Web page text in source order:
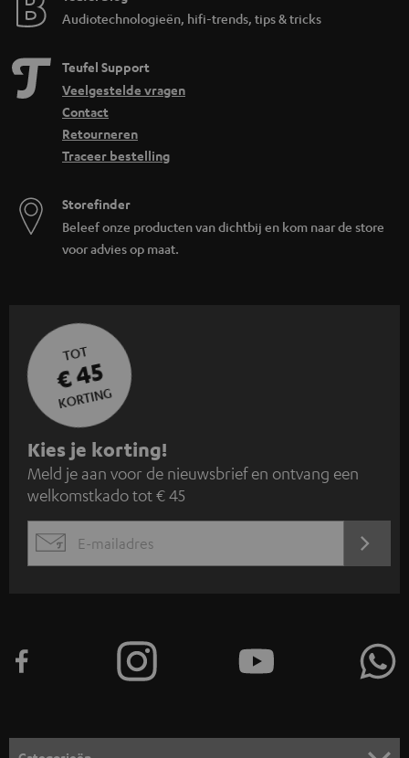
Audiotechnologieën, hifi-trends, tips & tricks
Teufel Support
Veelgestelde vragen
Contact
Retourneren
Traceer bestelling
Storefinder
Beleef onze producten van dichtbij en kom naar de store
voor advies op maat.
TOT
€ 45
KORTING
A
a
n
m
e
n
o
Kies je korting!
Meld je aan voor de nieuwsbrief en ontvang een
welkomstkado tot € 45
EMAIL